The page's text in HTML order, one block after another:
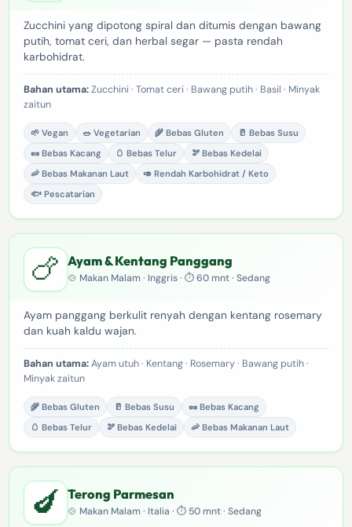
Zucchini yang dipotong spiral dan ditumis dengan bawang
putih, tomat ceri, dan herbal segar — pasta rendah
karbohidrat.
Bahan utama:Zucchini · Tomat ceri · Bawang putih · Basil · Minyak
zaitun
🌱 Vegan 🥗 Vegetarian 🌾 Bebas Gluten
🥛 Bebas Susu
🥜 Bebas Kacang
🥚 Bebas Telur
🫘 Bebas Kedelai
🦐 Bebas Makanan Laut
🥑 Rendah Karbohidrat / Keto
🐟 Pescatarian
🍗 Ayam & Kentang Panggang
🍲 Makan Malam · Inggris · ⏱ 60 mnt · Sedang
Ayam panggang berkulit renyah dengan kentang rosemary
dan kuah kaldu wajan.
Bahan utama:Ayam utuh · Kentang · Rosemary · Bawang putih ·
Minyak zaitun
🌾 Bebas Gluten 🥛 Bebas Susu
🥜 Bebas Kacang
🥚 Bebas Telur
🫘 Bebas Kedelai 🦐 Bebas Makanan Laut
🍆 Terong Parmesan
🍲 Makan Malam · Italia · ⏱ 50 mnt · Sedang